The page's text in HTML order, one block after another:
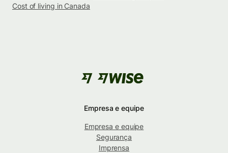
Cost of living in Canada
Empresa e equipe
Empresa e equipe
Segurança
Imprensa